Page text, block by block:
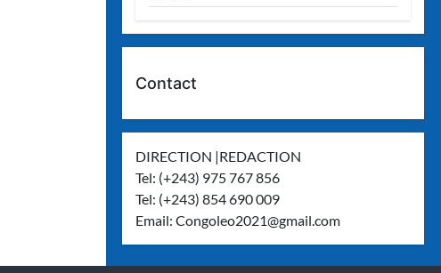
Contact
DIRECTION |REDACTION
Tel: (+243) 975 767 856
Tel: (+243) 854 690 009
Email:Congoleo2021@gmail.com